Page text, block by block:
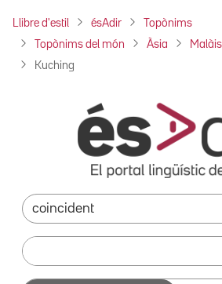
Llibre d'estil ésAdir Topònims
Topònims del món Àsia
Kuching